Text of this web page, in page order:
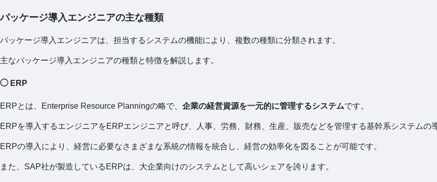
パッケージ導入エンジニアの主な種類
パッケージ導入エンジニアは、担当するシステムの機能により、複数の種類に分類されます。
主なパッケージ導入エンジニアの種類と特徴を解説します。
◯ ERP
ERPとは、Enterprise Resource Planningの略で、 企業の経営資源を一元的に管理するシステムです。
ERPを導入するエンジニアをERPエンジニアと呼び、人事、労務、財務、生産、販売などを管理する基幹系システムの
ERPの導入により、経営に必要なさまざまな系統の情報を統合し、経営の効率化を図ることが可能です。
また、SAP社が製造しているERPは、大企業向けのシステムとして高いシェアを誇ります。